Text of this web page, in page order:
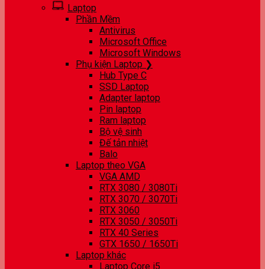
Laptop
Phần Mềm
Antivirus
Microsoft Office
Microsoft Windows
Phụ kiện Laptop ❯
Hub Type C
SSD Laptop
Adapter laptop
Pin laptop
Ram laptop
Bộ vệ sinh
Đế tản nhiệt
Balo
Laptop theo VGA
VGA AMD
RTX 3080 / 3080Ti
RTX 3070 / 3070Ti
RTX 3060
RTX 3050 / 3050Ti
RTX 40 Series
GTX 1650 / 1650Ti
Laptop khác
Laptop Core i5